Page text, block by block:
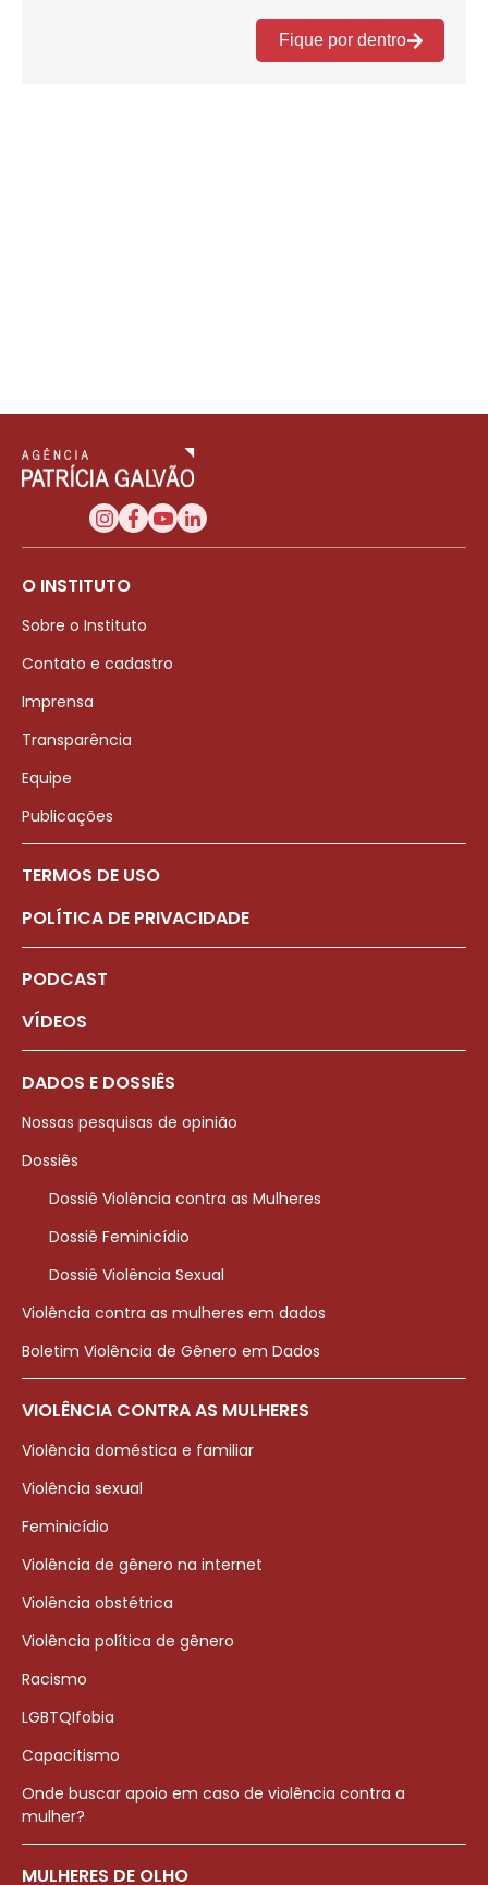
O INSTITUTO
Sobre o Instituto
Contato e cadastro
Imprensa
Transparência
Equipe
Publicações
TERMOS DE USO
POLÍTICA DE PRIVACIDADE
PODCAST
VÍDEOS
DADOS E DOSSIÊS
Nossas pesquisas de opinião
Dossiês
Dossiê Violência contra as Mulheres
Dossiê Feminicídio
Dossiê Violência Sexual
Violência contra as mulheres em dados
Boletim Violência de Gênero em Dados
VIOLÊNCIA CONTRA AS MULHERES
Violência doméstica e familiar
Violência sexual
Feminicídio
Violência de gênero na internet
Violência obstétrica
Violência política de gênero
Racismo
LGBTQIfobia
Capacitismo
Onde buscar apoio em caso de violência contra a
mulher?
MULHERES DE OLHO